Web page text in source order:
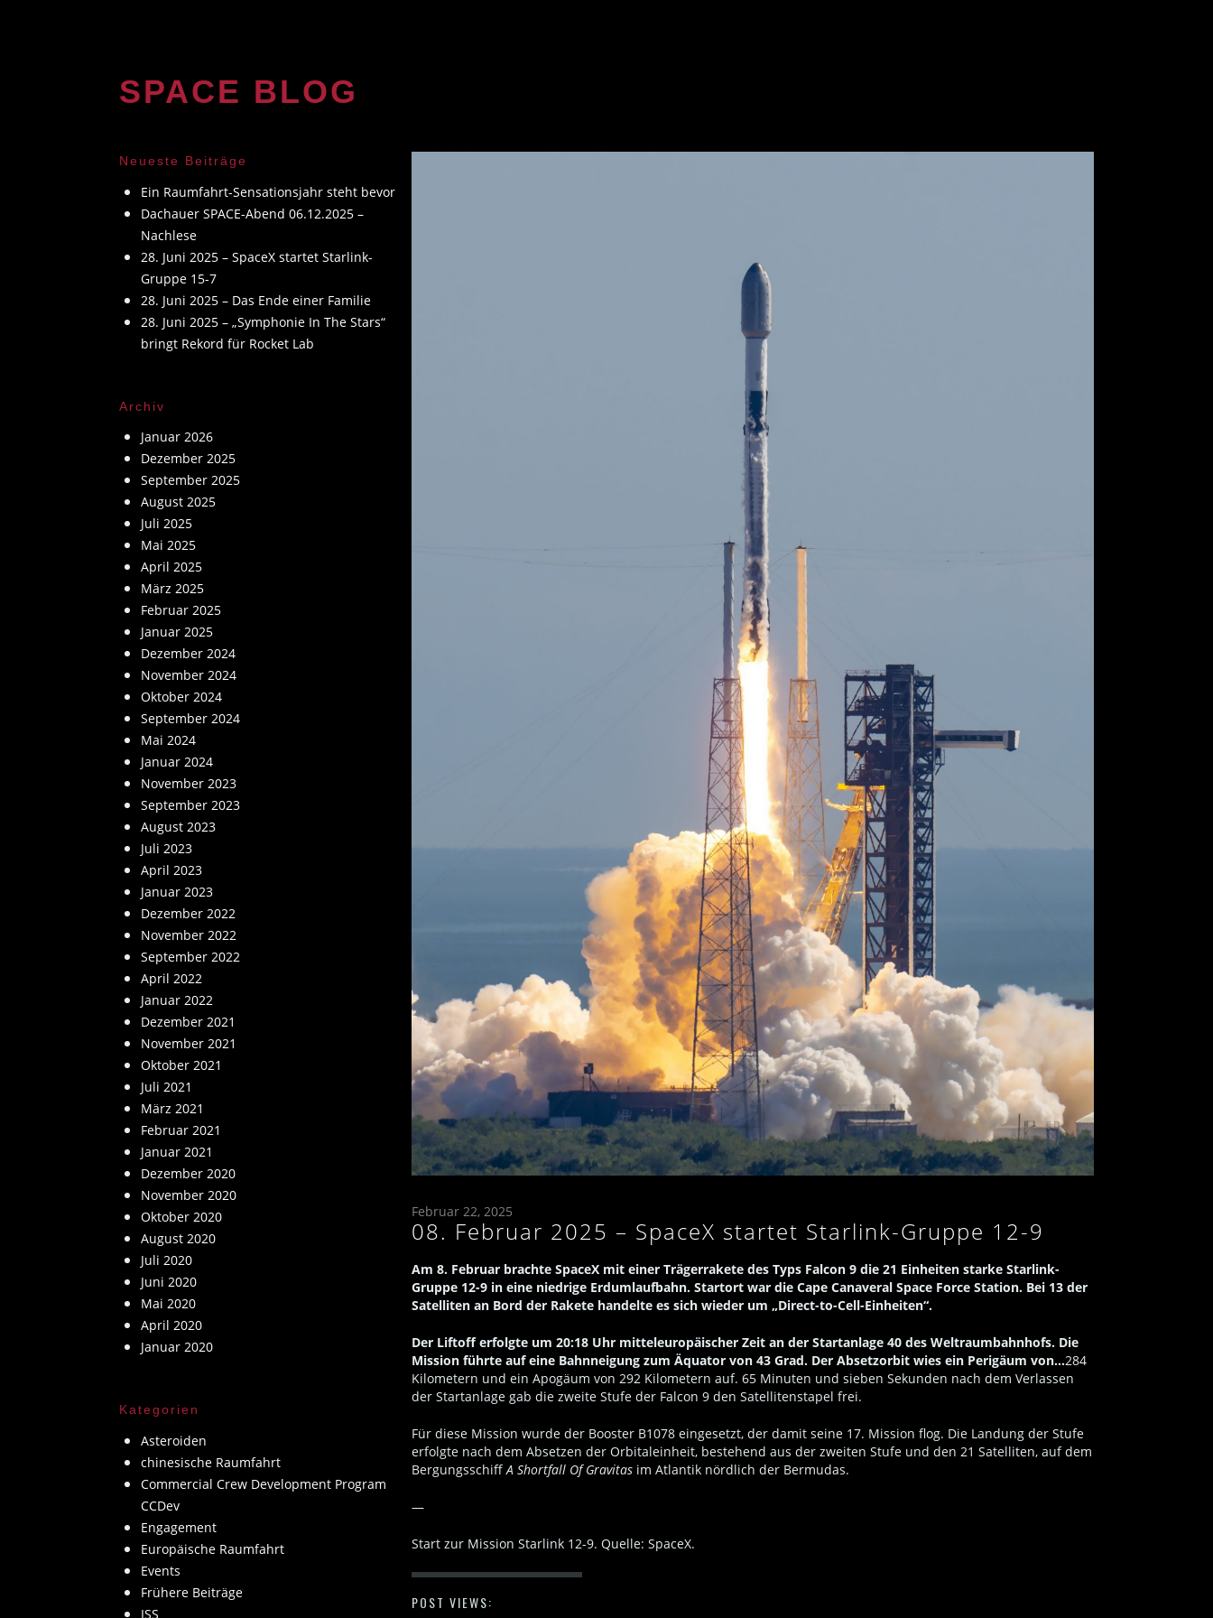
SPACE BLOG
Februar 22, 2025
08. Februar 2025 – SpaceX startet Starlink-Gruppe 12-9
Am 8. Februar brachte SpaceX mit einer Trägerrakete des Typs Falcon 9 die 21 Einheiten starke Starlink-
Gruppe 12-9 in eine niedrige Erdumlaufbahn. Startort war die Cape Canaveral Space Force Station. Bei 13 der
Satelliten an Bord der Rakete handelte es sich wieder um „Direct-to-Cell-Einheiten“.
Der Liftoff erfolgte um 20:18 Uhr mitteleuropäischer Zeit an der Startanlage 40 des Weltraumbahnhofs. Die
Mission führte auf eine Bahnneigung zum Äquator von 43 Grad. Der Absetzorbit wies ein Perigäum von…284
Kilometern und ein Apogäum von 292 Kilometern auf. 65 Minuten und sieben Sekunden nach dem Verlassen
der Startanlage gab die zweite Stufe der Falcon 9 den Satellitenstapel frei.
Für diese Mission wurde der Booster B1078 eingesetzt, der damit seine 17. Mission flog. Die Landung der Stufe
erfolgte nach dem Absetzen der Orbitaleinheit, bestehend aus der zweiten Stufe und den 21 Satelliten, auf dem
BergungsschiffA Shortfall Of Gravitas im Atlantik nördlich der Bermudas.
—
Start zur Mission Starlink 12-9. Quelle: SpaceX.
POST VIEWS:
Neueste Beiträge
Ein Raumfahrt-Sensationsjahr steht bevor
Dachauer SPACE-Abend 06.12.2025 –
Nachlese
28. Juni 2025 – SpaceX startet Starlink-
Gruppe 15-7
28. Juni 2025 – Das Ende einer Familie
28. Juni 2025 – „Symphonie In The Stars“
bringt Rekord für Rocket Lab
Archiv
Januar 2026
Dezember 2025
September 2025
August 2025
Juli 2025
Mai 2025
April 2025
März 2025
Februar 2025
Januar 2025
Dezember 2024
November 2024
Oktober 2024
September 2024
Mai 2024
Januar 2024
November 2023
September 2023
August 2023
Juli 2023
April 2023
Januar 2023
Dezember 2022
November 2022
September 2022
April 2022
Januar 2022
Dezember 2021
November 2021
Oktober 2021
Juli 2021
März 2021
Februar 2021
Januar 2021
Dezember 2020
November 2020
Oktober 2020
August 2020
Juli 2020
Juni 2020
Mai 2020
April 2020
Januar 2020
Kategorien
Asteroiden
chinesische Raumfahrt
Commercial Crew Development Program
CCDev
Engagement
Europäische Raumfahrt
Events
Frühere Beiträge
ISS